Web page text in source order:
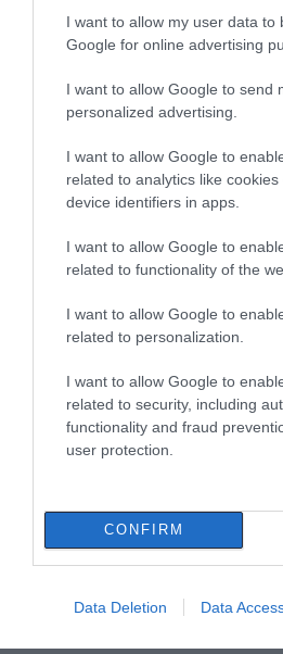
I want to allow my user data to
Google for online advertising
I want to allow Google to send
personalized advertising.
I want to allow Google to
related to analytics like
device identifiers in apps.
I want to allow Google to
related to functionality of the
I want to allow Google to
related to personalization.
I want to allow Google to
related to security, including
functionality and fraud
user protection.
CONFIRM
Data Deletion Data